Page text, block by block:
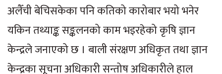
अलैँची बेचिसकेका पनि कतिको कारोबार भयो भनेर
यकिन तथ्याङ्क सङ्कलनको काम भइरहेको कृषि ज्ञान
केन्द्रले जनाएको छ । बाली संरक्षण अधिकृत तथा ज्ञान
केन्द्रका सूचना अधिकारी सन्तोष अधिकारीले हाल